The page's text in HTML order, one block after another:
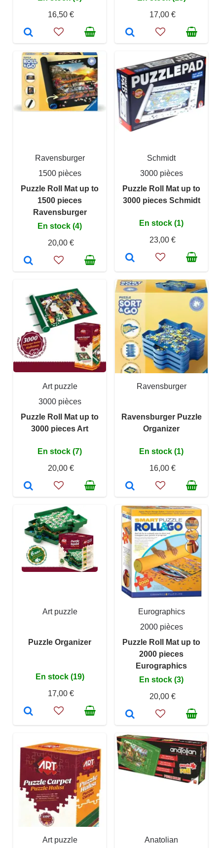
16,50 €
17,00 €
Ravensburger
1500 pièces
Puzzle Roll Mat up to
1500 pieces
Ravensburger
En stock (4)
20,00 €
Schmidt
3000 pièces
Puzzle Roll Mat up to
3000 pieces Schmidt
En stock (1)
23,00 €
Art puzzle
3000 pièces
Puzzle Roll Mat up to
3000 pieces Art
En stock (7)
20,00 €
Ravensburger
Ravensburger Puzzle
Organizer
En stock (1)
16,00 €
Art puzzle
Puzzle Organizer
En stock (19)
17,00 €
Eurographics
2000 pièces
Puzzle Roll Mat up to
2000 pieces
Eurographics
En stock (3)
20,00 €
Art puzzle
Anatolian